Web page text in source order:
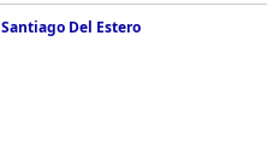
Del Estero